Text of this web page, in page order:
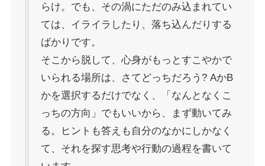
らけ。でも、その渦にただのみ込まれてい
ては、イライラしたり、落ち込んだりする
ばかりです。
そこから脱して、心身がもっとすこやかで
いられる場所は、さてどっちだろう? AかB
かを選択するだけでなく、「なんとなくこ
っちの方向」でもいいから、まず動いてみ
る。ヒントも答えも自分のなかにしかなく
て、それを探す思考や行動の過程を書いて